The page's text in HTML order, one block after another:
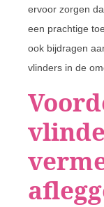
ervoor zorgen
een prachtige
ook bijdragen
vlinders in de